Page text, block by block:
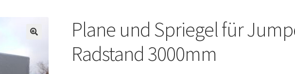
Plane und Spriegel für
Radstand 3000mm